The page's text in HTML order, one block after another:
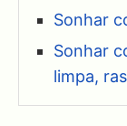
Sonhar
Sonhar
limpa,